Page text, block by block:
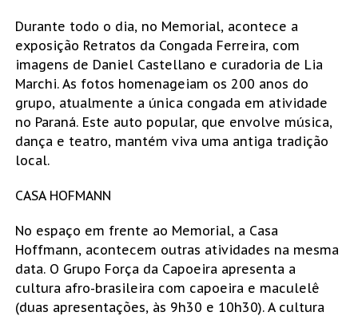
Durante todo o dia, no Memorial, acontece a
exposição Retratos da Congada Ferreira, com
imagens de Daniel Castellano e curadoria de Lia
Marchi. As fotos homenageiam os 200 anos do
grupo, atualmente a única congada em atividade
no Paraná. Este auto popular, que envolve música,
dança e teatro, mantém viva uma antiga tradição
local.
CASA HOFMANN
No espaço em frente ao Memorial, a Casa
Hoffmann, acontecem outras atividades na mesma
data. O Grupo Força da Capoeira apresenta a
cultura afro-brasileira com capoeira e maculelê
(duas apresentações, às 9h30 e 10h30). A cultura